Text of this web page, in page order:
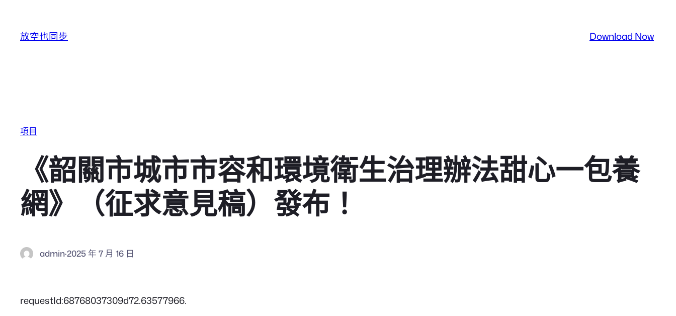
放空也同步 Download Now
項目
《韶關市城市市容和環境衛生治理辦法甜心一包養
網》（征求意見稿）發布！
admin·2025 年 7 月 16 日
requestId:68768037309d72.63577966.